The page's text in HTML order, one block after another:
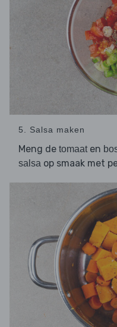
5. Salsa maken
Meng de tomaaten
salsa op smaak met